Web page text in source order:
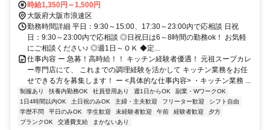
分、地下鉄「なんば」駅から徒歩10分
時給1,350円～1,500円
大阪府大阪市浪速区
勤務時間詳細 平日：9:30～15:00、17:30～23:00内で応相談 日祝
日：9:30～23:00内で応相談 ◎日祝日は6～8時間の勤務ok！ お気軽
にご相談ください♪ ◎週1日～ＯＫ ◆定...
仕事内容 ー 急募！高時給！！ キッチン経験者優遇！ 元祖スープカレ
ー専門店にて、 これまでの調理経験を活かして キッチン業務をお任
せできる方を募集します！ ー <具体的な仕事内容> ・キッチン業務 ...
制服あり 扶養内勤務OK 社員登用あり 週1日からOK
副業・WワークOK
1日4時間以内OK
土日祝のみOK 主婦・主夫歓迎 フリーター歓迎
シフト自由
学歴不問
平日のみOK 学生歓迎 未経験者歓迎 午前 経験者歓迎
夕方
ブランクOK
交通費支給 まかないあり